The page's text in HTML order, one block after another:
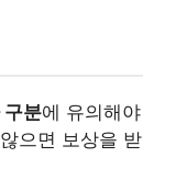
구분에 유의해야
으면 보상을 받